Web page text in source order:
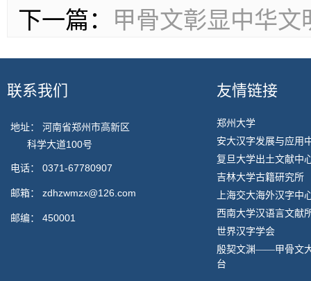
下一篇：
甲骨文彰显中华文
联系我们
地址： 河南省郑州市高新区
科学大道100号
电话： 0371-67780907
邮箱： zdhzwmzx@126.com
邮编： 450001
友情链接
郑州大学
安大汉字发展与应用
复旦大学出土文献中
吉林大学古籍研究所
上海交大海外汉字中
西南大学汉语言文献
世界汉字学会
殷契文渊——甲骨文
台